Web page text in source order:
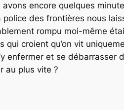
encore quelques
des frontières nous
rompu moi-même
croient qu’on vit
enfermer et se débarrasser
au plus vite ?